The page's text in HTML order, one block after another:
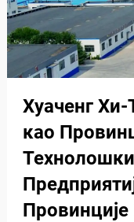
Хуаченг Хи-
као